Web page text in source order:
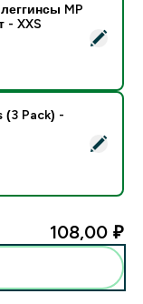
MP Shape —
MP
- XXS
- White - UK 9-11
(3 Pack) -
108,00 ₽‎